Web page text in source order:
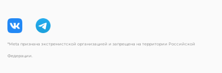
*Meta признана экстремистской организацией и запрещена на территории Российской
Федерации.